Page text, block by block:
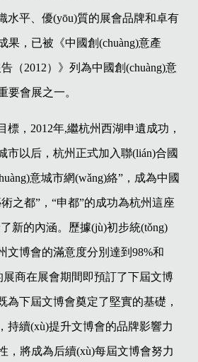
水平、優(yōu)質的展會品牌和卓有
果，已被《中國創(chuàng)意產
（2012）》列為中國創(chuàng)意
要會展之一。
，2012年,繼杭州西湖申遺成功，
市以后，杭州正式加入聯(lián)合國
意城市網(wǎng)絡”，成為中國
之都”，“申都”的成功為杭州這座
新的內涵。歷據(jù)初步統(tǒng)
州文博會的滿意度分別達到98%和
展商在展會期間即預訂了下屆文博
既為下屆文博會奠定了堅實的基礎，
，持續(xù)提升文博會的品牌影響力
，將成為后續(xù)每屆文博會努力